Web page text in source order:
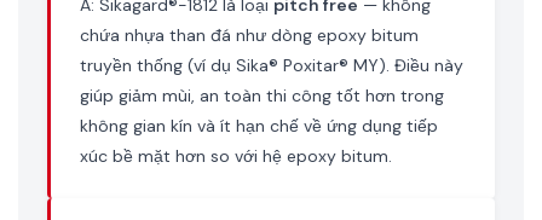
A: Sikagard®-1812 là loại pitch free — không
chứa nhựa than đá như dòng epoxy bitum
truyền thống (ví dụ Sika® Poxitar® MY). Điều này
giúp giảm mùi, an toàn thi công tốt hơn trong
không gian kín và ít hạn chế về ứng dụng tiếp
xúc bề mặt hơn so với hệ epoxy bitum.